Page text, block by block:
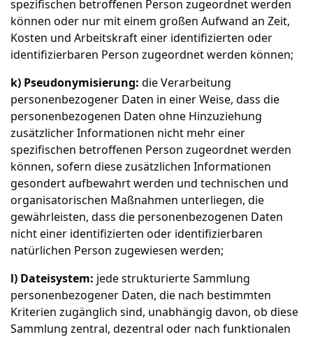
spezifischen betroffenen Person zugeordnet werden
können oder nur mit einem großen Aufwand an Zeit,
Kosten und Arbeitskraft einer identifizierten oder
identifizierbaren Person zugeordnet werden können;
k) Pseudonymisierung: die Verarbeitung
personenbezogener Daten in einer Weise, dass die
personenbezogenen Daten ohne Hinzuziehung
zusätzlicher Informationen nicht mehr einer
spezifischen betroffenen Person zugeordnet werden
können, sofern diese zusätzlichen Informationen
gesondert aufbewahrt werden und technischen und
organisatorischen Maßnahmen unterliegen, die
gewährleisten, dass die personenbezogenen Daten
nicht einer identifizierten oder identifizierbaren
natürlichen Person zugewiesen werden;
l) Dateisystem: jede strukturierte Sammlung
personenbezogener Daten, die nach bestimmten
Kriterien zugänglich sind, unabhängig davon, ob diese
Sammlung zentral, dezentral oder nach funktionalen